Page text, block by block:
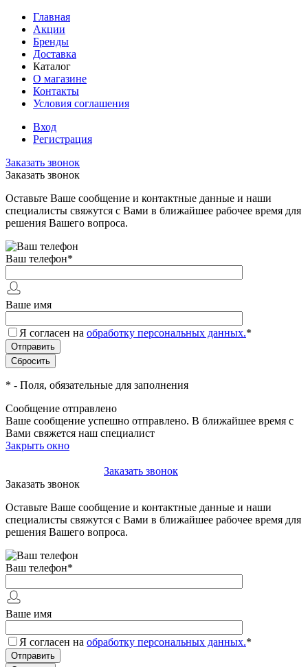
Главная
Акции
Бренды
Доставка
Каталог
О магазине
Контакты
Условия соглашения
Вход
Регистрация
Заказать звонок
Заказать звонок
Оставьте Ваше сообщение и контактные данные и наши
специалисты свяжутся с Вами в ближайшее рабочее время для
решения Вашего вопроса.
Ваш телефон*
Ваше имя
Я согласен на обработку персональных данных.*
* - Поля, обязательные для заполнения
Сообщение отправлено
Ваше сообщение успешно отправлено. В ближайшее время с
Вами свяжется наш специалист
Закрыть окно
Заказать звонок
Заказать звонок
Оставьте Ваше сообщение и контактные данные и наши
специалисты свяжутся с Вами в ближайшее рабочее время для
решения Вашего вопроса.
Ваш телефон*
Ваше имя
Я согласен на обработку персональных данных.*